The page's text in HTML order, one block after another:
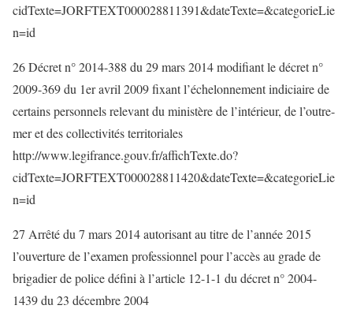
cidTexte=JORFTEXT000028811391&dateTexte=&categorieLie
n=id
26 Décret n° 2014-388 du 29 mars 2014 modifiant le décret n°
2009-369 du 1er avril 2009 fixant l’échelonnement indiciaire de
certains personnels relevant du ministère de l’intérieur, de l’outre-
mer et des collectivités territoriales
http://www.legifrance.gouv.fr/affichTexte.do?
cidTexte=JORFTEXT000028811420&dateTexte=&categorieLie
n=id
27 Arrêté du 7 mars 2014 autorisant au titre de l’année 2015
l’ouverture de l’examen professionnel pour l’accès au grade de
brigadier de police défini à l’article 12-1-1 du décret n° 2004-
1439 du 23 décembre 2004